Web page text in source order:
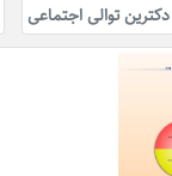
دکترین توالی اجتماعی